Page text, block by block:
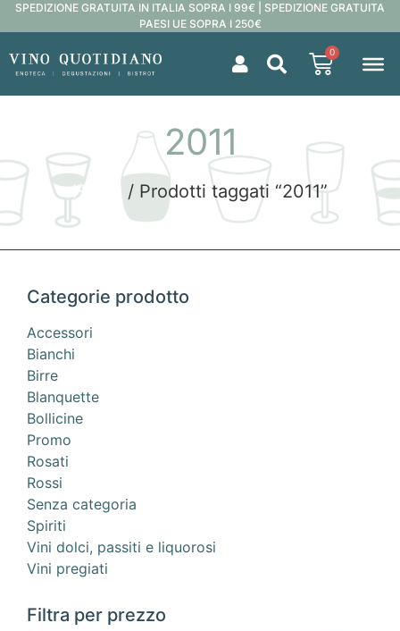
SPEDIZIONE GRATUITA IN ITALIA SOPRA I 99€ | SPEDIZIONE GRATUITA
PAESI UE SOPRA I 250€
0
2011
Home / Prodotti taggati “2011”
Categorie prodotto
Accessori
Bianchi
Birre
Blanquette
Bollicine
Promo
Rosati
Rossi
Senza categoria
Spiriti
Vini dolci, passiti e liquorosi
Vini pregiati
Filtra per prezzo